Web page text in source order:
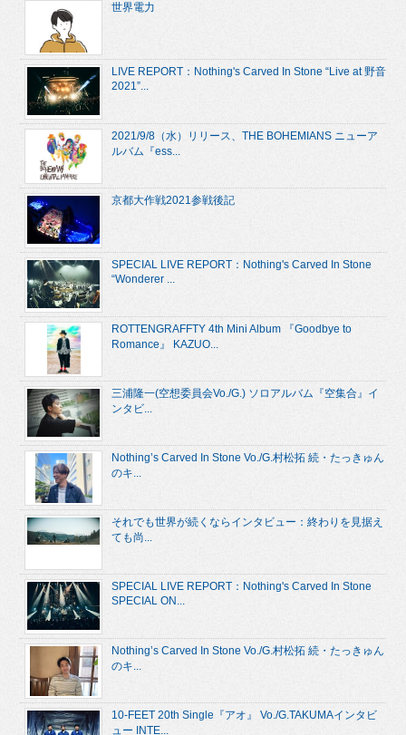
世界電力
LIVE REPORT：Nothing's Carved In Stone “Live at 野音
2021”...
2021/9/8（水）リリース、THE BOHEMIANS ニューア
ルバム『ess...
京都大作戦2021参戦後記
SPECIAL LIVE REPORT：Nothing's Carved In Stone
“Wonderer ...
ROTTENGRAFFTY 4th Mini Album 『Goodbye to
Romance』 KAZUO...
三浦隆一(空想委員会Vo./G.) ソロアルバム『空集合』イ
ンタビ...
Nothing’s Carved In Stone Vo./G.村松拓 続・たっきゅん
のキ...
それでも世界が続くならインタビュー：終わりを見据え
ても尚...
SPECIAL LIVE REPORT：Nothing's Carved In Stone
SPECIAL ON...
Nothing’s Carved In Stone Vo./G.村松拓 続・たっきゅん
のキ...
10-FEET 20th Single『アオ』 Vo./G.TAKUMAインタビ
ュー INTE...